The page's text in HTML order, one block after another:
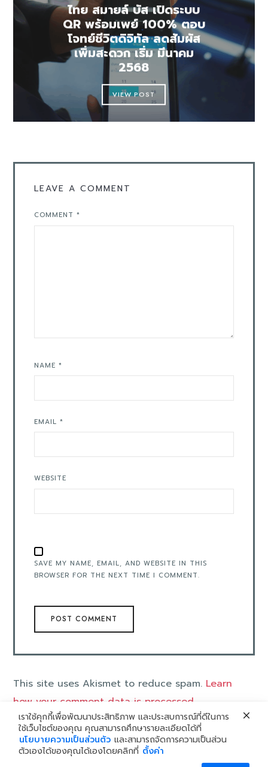
ไทย สมายล์ บัส เปิดระบบ
QR พร้อมเพย์ 100% ตอบ
โจทย์ชีวิตดิจิทัล ลดสัมผัส
เพิ่มสะดวก เริ่ม มีนาคม
2568
VIEW POST
LEAVE A COMMENT
COMMENT*
NAME*
EMAIL*
WEBSITE
SAVE MY NAME, EMAIL, AND WEBSITE IN THIS
BROWSER FOR THE NEXT TIME I COMMENT.
This site uses Akismet to reduce spam. Learn
how your comment data is processed
©2024 THAI SMILE GROUP - THAILAND
เราใช้คุกกี้เพื่อพัฒนาประสิทธิภาพ และประสบการณ์ที่ดีในการ
ใช้เว็บไซต์ของคุณ คุณสามารถศึกษารายละเอียดได้ที่
นโยบายความเป็นส่วนตัว และสามารถจัดการความเป็นส่วน
ตัวเองได้ของคุณได้เองโดยคลิกที่ ตั้งค่า
สอบถามเพิ่มเติม